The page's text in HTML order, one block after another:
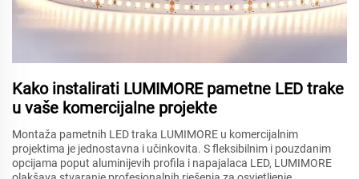
Kako instalirati LUMIMORE pametne LED trake
u vaše komercijalne projekte
Montaža pametnih LED traka LUMIMORE u komercijalnim
projektima je jednostavna i učinkovita. S fleksibilnim i pouzdanim
opcijama poput aluminijevih profila i napajalaca LED, LUMIMORE